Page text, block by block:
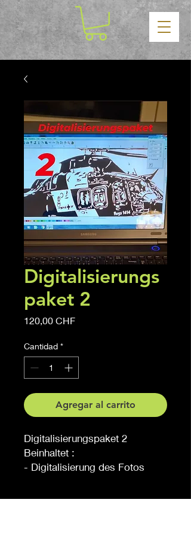
Digitalisierungs
paket 2
120,00 CHFPrecio
Cantidad *
Agregar al carrito
Digitalisierungspaket 2
Beinhaltet :
- Digitalisierung des Fotos